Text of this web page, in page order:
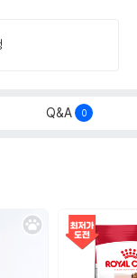
Q&A 0